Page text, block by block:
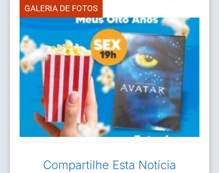
GALERIA DE FOTOS
Compartilhe Esta Notícia